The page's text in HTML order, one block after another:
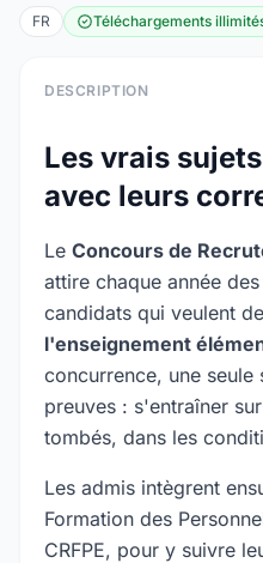
FR Téléchargements
DESCRIPTION
Les vrais
avec leurs
Le Concours de
attire chaque année
candidats qui veulent
l'enseignement
concurrence, une seule
preuves : s'entraîner
tombés, dans les
Les admis intègrent
Formation des
CRFPE, pour y suivre